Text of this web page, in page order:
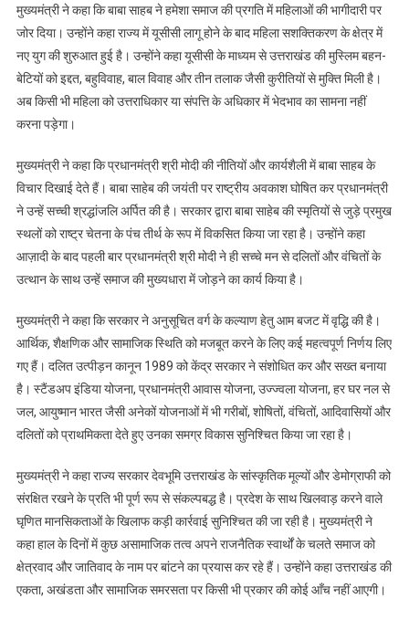
मुख्यमंत्री ने कहा कि बाबा साहब ने हमेशा समाज की प्रगति में महिलाओं की भागीदारी पर
जोर दिया। उन्होंने कहा राज्य में यूसीसी लागू होने के बाद महिला सशक्तिकरण के क्षेत्र में
नए युग की शुरुआत हुई है। उन्होंने कहा यूसीसी के माध्यम से उत्तराखंड की मुस्लिम बहन-
बेटियों को इद्दत, बहुविवाह, बाल विवाह और तीन तलाक जैसी कुरीतियों से मुक्ति मिली है।
अब किसी भी महिला को उत्तराधिकार या संपत्ति के अधिकार में भेदभाव का सामना नहीं
करना पड़ेगा।
मुख्यमंत्री ने कहा कि प्रधानमंत्री श्री मोदी की नीतियों और कार्यशैली में बाबा साहब के
विचार दिखाई देते हैं। बाबा साहेब की जयंती पर राष्ट्रीय अवकाश घोषित कर प्रधानमंत्री
ने उन्हें सच्ची श्रद्धांजलि अर्पित की है। सरकार द्वारा बाबा साहेब की स्मृतियों से जुड़े प्रमुख
स्थलों को राष्ट्र चेतना के पंच तीर्थ के रूप में विकसित किया जा रहा है। उन्होंने कहा
आज़ादी के बाद पहली बार प्रधानमंत्री श्री मोदी ने ही सच्चे मन से दलितों और वंचितों के
उत्थान के साथ उन्हें समाज की मुख्यधारा में जोड़ने का कार्य किया है।
मुख्यमंत्री ने कहा कि सरकार ने अनुसूचित वर्ग के कल्याण हेतु आम बजट में वृद्धि की है।
आर्थिक, शैक्षणिक और सामाजिक स्थिति को मजबूत करने के लिए कई महत्वपूर्ण निर्णय लिए
गए हैं। दलित उत्पीड़न कानून 1989 को केंद्र सरकार ने संशोधित कर और सख्त बनाया
है। स्टैंडअप इंडिया योजना, प्रधानमंत्री आवास योजना, उज्ज्वला योजना, हर घर नल से
जल, आयुष्मान भारत जैसी अनेकों योजनाओं में भी गरीबों, शोषितों, वंचितों, आदिवासियों और
दलितों को प्राथमिकता देते हुए उनका समग्र विकास सुनिश्चित किया जा रहा है।
मुख्यमंत्री ने कहा राज्य सरकार देवभूमि उत्तराखंड के सांस्कृतिक मूल्यों और डेमोग्राफी को
संरक्षित रखने के प्रति भी पूर्ण रूप से संकल्पबद्ध है। प्रदेश के साथ खिलवाड़ करने वाले
घृणित मानसिकताओं के खिलाफ कड़ी कार्रवाई सुनिश्चित की जा रही है। मुख्यमंत्री ने
कहा हाल के दिनों में कुछ असामाजिक तत्व अपने राजनैतिक स्वार्थों के चलते समाज को
क्षेत्रवाद और जातिवाद के नाम पर बांटने का प्रयास कर रहे हैं। उन्होंने कहा उत्तराखंड की
एकता, अखंडता और सामाजिक समरसता पर किसी भी प्रकार की कोई आँच नहीं आएगी।